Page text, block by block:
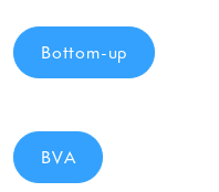
Bottom-up
BVA